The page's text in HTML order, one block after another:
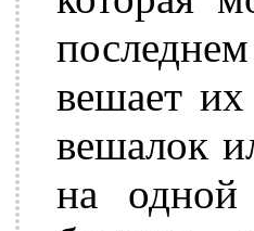
вешает
вешалок
на